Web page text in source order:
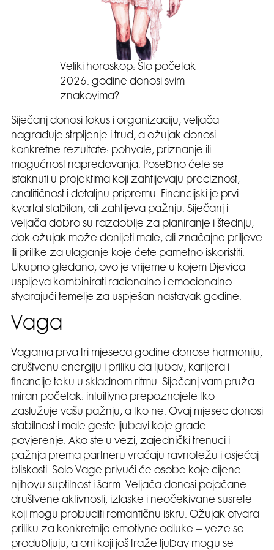
Veliki horoskop: Što početak
2026. godine donosi svim
znakovima?
Siječanj donosi fokus i organizaciju, veljača
nagrađuje strpljenje i trud, a ožujak donosi
konkretne rezultate: pohvale, priznanje ili
mogućnost napredovanja. Posebno ćete se
istaknuti u projektima koji zahtijevaju preciznost,
analitičnost i detaljnu pripremu. Financijski je prvi
kvartal stabilan, ali zahtijeva pažnju. Siječanj i
veljača dobro su razdoblje za planiranje i štednju,
dok ožujak može donijeti male, ali značajne priljeve
ili prilike za ulaganje koje ćete pametno iskoristiti.
Ukupno gledano, ovo je vrijeme u kojem Djevica
uspijeva kombinirati racionalno i emocionalno
stvarajući temelje za uspješan nastavak godine.
Vaga
Vagama prva tri mjeseca godine donose harmoniju,
društvenu energiju i priliku da ljubav, karijera i
financije teku u skladnom ritmu. Siječanj vam pruža
miran početak: intuitivno prepoznajete tko
zaslužuje vašu pažnju, a tko ne. Ovaj mjesec donosi
stabilnost i male geste ljubavi koje grade
povjerenje. Ako ste u vezi, zajednički trenuci i
pažnja prema partneru vraćaju ravnotežu i osjećaj
bliskosti. Solo Vage privući će osobe koje cijene
njihovu suptilnost i šarm. Veljača donosi pojačane
društvene aktivnosti, izlaske i neočekivane susrete
koji mogu probuditi romantičnu iskru. Ožujak otvara
priliku za konkretnije emotivne odluke – veze se
produbljuju, a oni koji još traže ljubav mogu se